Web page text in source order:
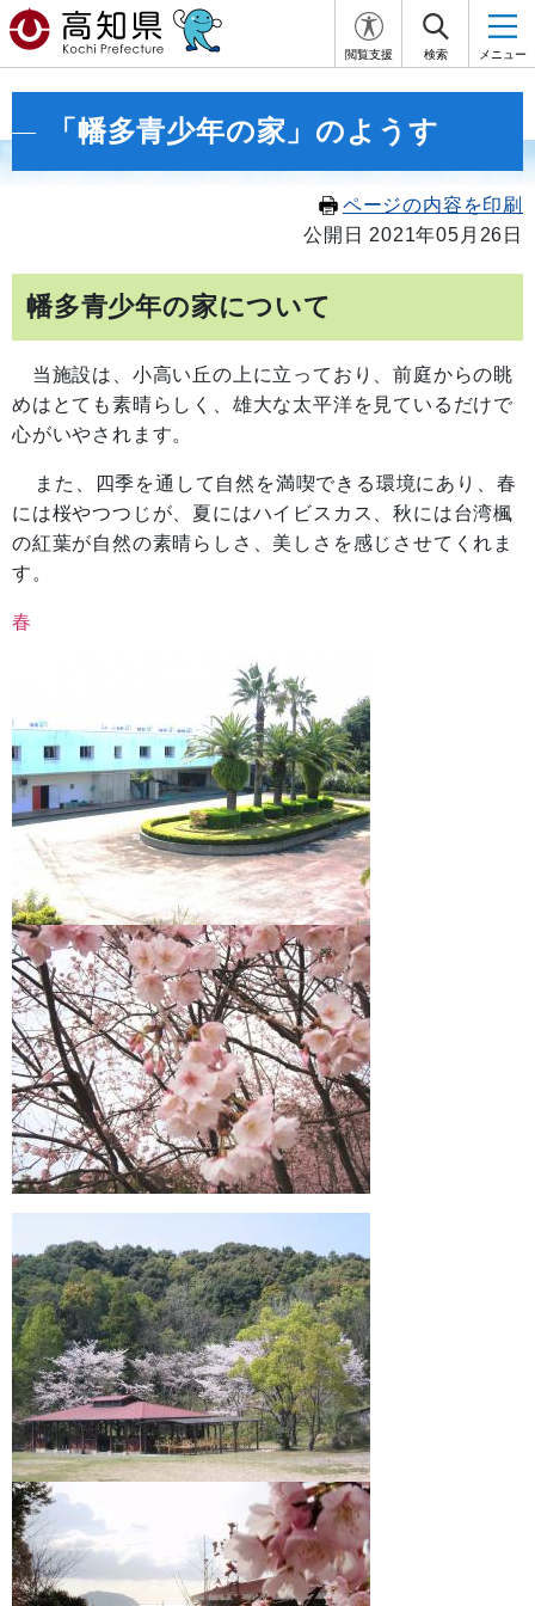
閲覧支援 検索 メニュー
「幡多青少年の家」のようす
ページの内容を印刷
公開日 2021年05月26日
幡多青少年の家について
当施設は、小高い丘の上に立っており、前庭からの眺
めはとても素晴らしく、雄大な太平洋を見ているだけで
心がいやされます。
また、四季を通して自然を満喫できる環境にあり、春
には桜やつつじが、夏にはハイビスカス、秋には台湾楓
の紅葉が自然の素晴らしさ、美しさを感じさせてくれま
す。
春